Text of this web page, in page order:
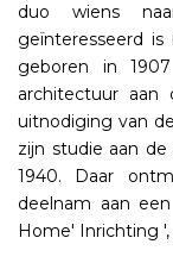
duo wiens
geïnteresseerd
geboren in
architectuur aan
uitnodiging van
zijn studie aan
1940. Daar
deelnam aan
Home' Inrichting